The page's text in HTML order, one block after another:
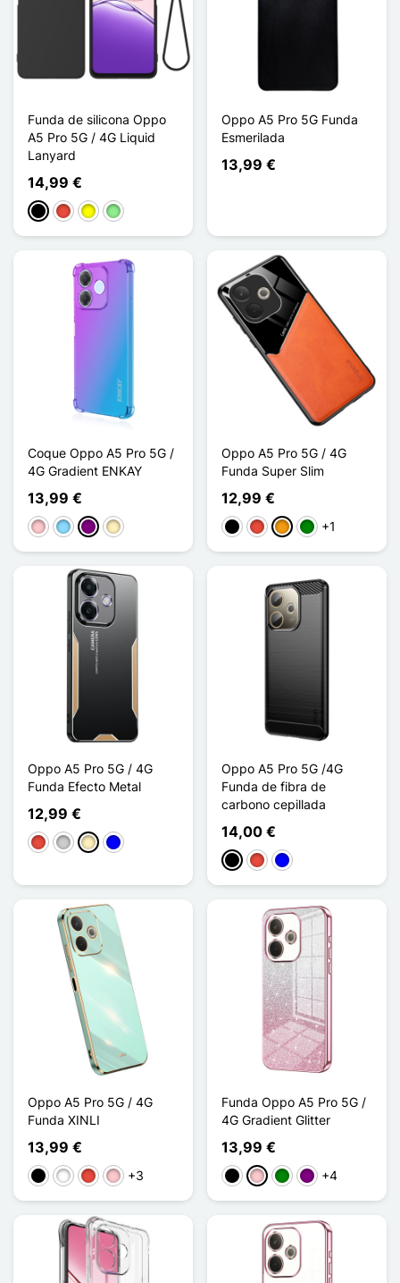
Funda de silicona Oppo
A5 Pro 5G / 4G Liquid
Lanyard
14,99 €
NegroRojoAmarilloVerde claro
Oppo A5 Pro 5G Funda
Esmerilada
13,99 €
Coque Oppo A5 Pro 5G /
4G Gradient ENKAY
13,99 €
RosaAzul claro
Púrpura
Oro
Oppo A5 Pro 5G / 4G
Funda Super Slim
12,99 €
NegroRojoNaranjaVerde
+1
Oppo A5 Pro 5G / 4G
Funda Efecto Metal
12,99 €
RojoPlataOro Azul
Oppo A5 Pro 5G /4G
Funda de fibra de
carbono cepillada
14,00 €
NegroRojoAzul
Oppo A5 Pro 5G / 4G
Funda XINLI
13,99 €
NegroBlancoRojoRosa+3
Funda Oppo A5 Pro 5G /
4G Gradient Glitter
13,99 €
NegroRosaVerdePúrpura
+4